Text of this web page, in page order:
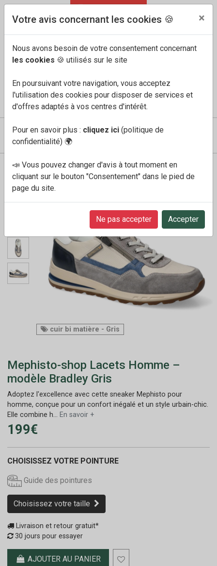
04 91 60 68 33
COMPTE MES FAVORIS
Boutique Homme bradley gris
cuir bi matière - Gris
Mephisto-shop Lacets Homme –
modèle Bradley Gris
Adoptez l'excellence avec cette sneaker Mephisto pour
homme, conçue pour un confort inégalé et un style urbain-chic.
Elle combine h... En savoir +
199€
CHOISISSEZ VOTRE POINTURE
Guide des pointures
Choisissez votre taille
Livraison et retour gratuit*
30 jours pour essayer
AJOUTER AU PANIER
Votre avis concernant les cookies 🍪 ×
Nous avons besoin de votre consentement concernant
les cookies 🍪 utilisés sur le site
En poursuivant votre navigation, vous acceptez
l'utilisation des cookies pour disposer de services et
d'offres adaptés à vos centres d'intérêt.
Pour en savoir plus : cliquez ici (politique de
confidentialité) 🌍
📣 Vous pouvez changer d'avis à tout moment en
cliquant sur le bouton "Consentement" dans le pied de
page du site.
Ne pas accepter Accepter